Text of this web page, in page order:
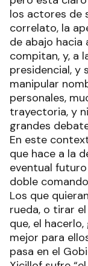
los actores de
correlato, la
de abajo hacia
compitan, y, a
presidencial, y
manipular
personales,
trayectoria, y
grandes
En este
que hace a la
eventual
doble
Los que
rueda, o tirar
que, el
mejor para
pasa en el